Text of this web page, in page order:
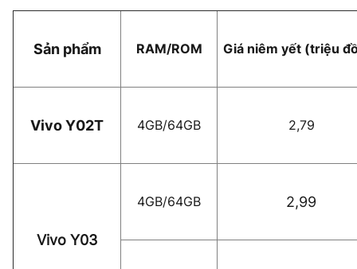
Sản phẩm RAM/ROM Giá niêm yết (triệu
Vivo Y02T 4GB/64GB 2,79
Vivo Y03
4GB/64GB 2,99